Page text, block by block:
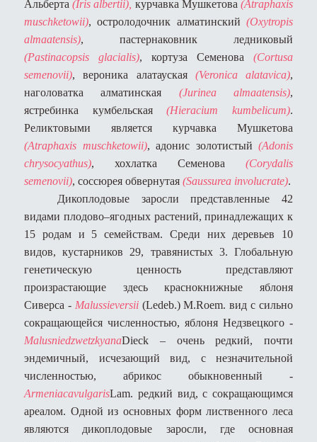
Альберта(Iris albertii), курчавка Мушкетова(Atraphaxis
muschketowii), остролодочник алматинский (Oxytropis
almaatensis), пастернаковник ледниковый
(Pastinacopsis glacialis), кортуза Семенова (Cortusa
semenovii), вероника алатауская (Veronica alatavica),
наголоватка алматинская (Jurinea almaatensis),
ястребинка кумбельская(Hieracium kumbelicum).
Реликтовыми является курчавка Мушкетова
(Atraphaxis muschketowii), адонис золотистый (Adonis
chrysocyathus), хохлатка Семенова (Corydalis
semenovii), соссюрея обвернутая (Saussurea involucrate).
Дикоплодовые заросли представленные 42
видами плодово–ягодных растений, принадлежащих к
15 родам и 5 семействам. Среди них деревьев 10
видов, кустарников 29, травянистых 3. Глобальную
генетическую ценность представляют
произрастающие здесь краснокнижные яблоня
Сиверса - Malussieversii(Ledeb.)M.Roem. вид с сильно
сокращающейся численностью, яблоня Недзвецкого -
MalusniedzwetzkyanaDieck – очень редкий, почти
эндемичный, исчезающий вид, с незначительной
численностью, абрикос обыкновенный -
ArmeniacavulgarisLam. редкий вид, с сокращающимся
ареалом. Одной из основных форм лиственного леса
являются дикоплодовые заросли, где основная